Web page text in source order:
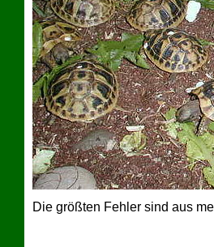
Die größten Fehler sind aus